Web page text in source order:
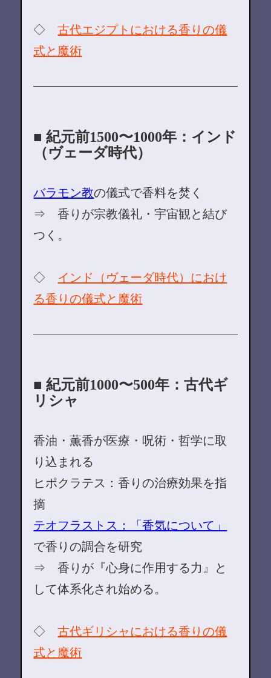
◇古代エジプトにおける香りの儀
式と魔術
■ 紀元前1500〜1000年：インド
（ヴェーダ時代）
バラモン教の儀式で香料を焚く
⇒ 香りが宗教儀礼・宇宙観と結び
つく。
◇ インド（ヴェーダ時代）におけ
る香りの儀式と魔術
■ 紀元前1000〜500年：古代ギ
リシャ
香油・薫香が医療・呪術・哲学に取
り込まれる
ヒポクラテス：香りの治療効果を指
摘
テオフラストス：「香気について」
で香りの調合を研究
⇒ 香りが『心身に作用する力』と
して体系化され始める。
◇古代ギリシャにおける香りの儀
式と魔術